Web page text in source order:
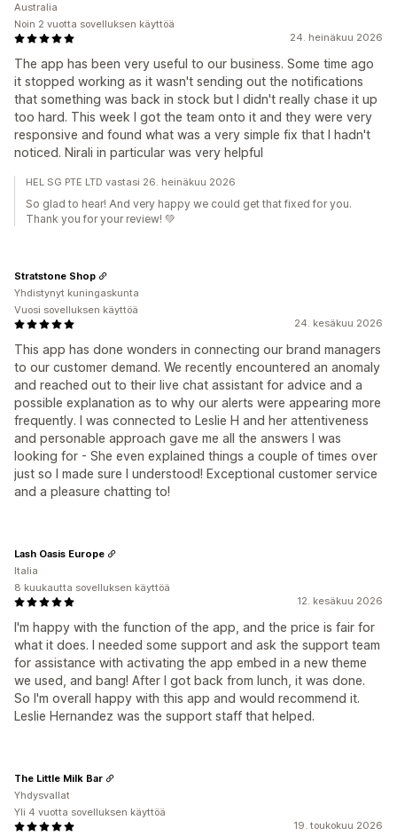
24. heinäkuu 2026
The app has been very useful to our business. Some time ago
it stopped working as it wasn't sending out the notifications
that something was back in stock but I didn't really chase it up
too hard. This week I got the team onto it and they were very
responsive and found what was a very simple fix that I hadn't
noticed. Nirali in particular was very helpful
Australia
Noin 2 vuotta sovelluksen käyttöä
HEL SG PTE LTD vastasi 26. heinäkuu 2026
So glad to hear! And very happy we could get that fixed for you.
Thank you for your review! 💚
24. kesäkuu 2026
This app has done wonders in connecting our brand managers
to our customer demand. We recently encountered an anomaly
and reached out to their live chat assistant for advice and a
possible explanation as to why our alerts were appearing more
frequently. I was connected to Leslie H and her attentiveness
and personable approach gave me all the answers I was
looking for - She even explained things a couple of times over
just so I made sure I understood! Exceptional customer service
and a pleasure chatting to!
Stratstone Shop
Yhdistynyt kuningaskunta
Vuosi sovelluksen käyttöä
12. kesäkuu 2026
I'm happy with the function of the app, and the price is fair for
what it does. I needed some support and ask the support team
for assistance with activating the app embed in a new theme
we used, and bang! After I got back from lunch, it was done.
So I'm overall happy with this app and would recommend it.
Leslie Hernandez was the support staff that helped.
Lash Oasis Europe
Italia
8 kuukautta sovelluksen käyttöä
19. toukokuu 2026
The Little Milk Bar
Yhdysvallat
Yli 4 vuotta sovelluksen käyttöä